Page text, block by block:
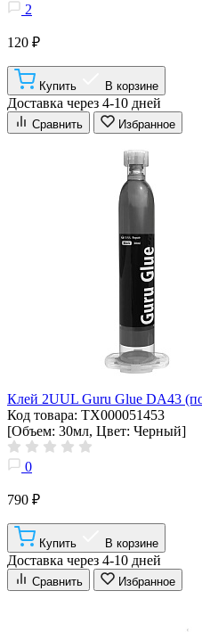
2
120 ₽
Купить В корзине
Доставка через 4-10 дней
Сравнить Избранное
Клей 2UUL Guru Glue DA43
Код товара: ТХ000051453
[Объем: 30мл, Цвет: Черный]
0
790 ₽
Купить В корзине
Доставка через 4-10 дней
Сравнить Избранное